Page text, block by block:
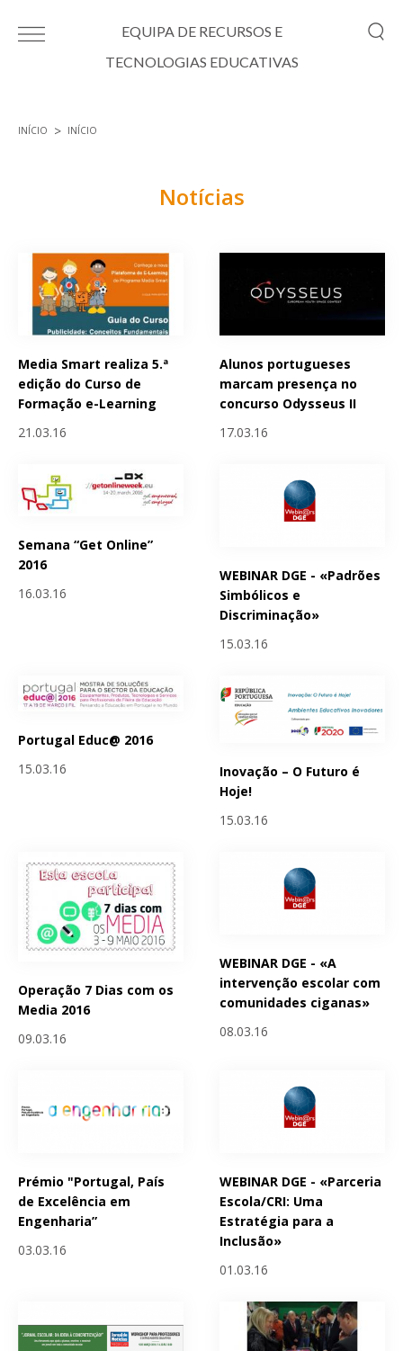
EQUIPA DE RECURSOS E
TECNOLOGIAS EDUCATIVAS
INÍCIO INÍCIO
Notícias
Media Smart realiza 5.ª
edição do Curso de
Formação e-Learning
21.03.16
Alunos portugueses
marcam presença no
concurso Odysseus II
17.03.16
Semana “Get Online”
2016
16.03.16
WEBINAR DGE - «Padrões
Simbólicos e
Discriminação»
15.03.16
Portugal Educ@ 2016
15.03.16
Inovação – O Futuro é
Hoje!
15.03.16
Operação 7 Dias com os
Media 2016
09.03.16
WEBINAR DGE - «A
intervenção escolar com
comunidades ciganas»
08.03.16
Prémio "Portugal, País
de Excelência em
Engenharia”
03.03.16
WEBINAR DGE - «Parceria
Escola/CRI: Uma
Estratégia para a
Inclusão»
01.03.16
Páginas